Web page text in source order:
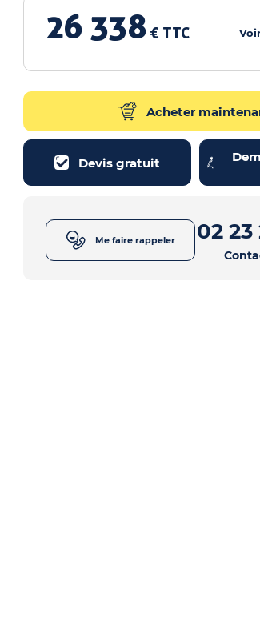
26 338 € TTC
Acheter
Devis gratuit
Me faire rappeler 02 23